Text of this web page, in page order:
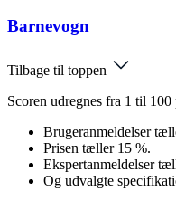
Barnevogn
Tilbage til toppen
Scoren udregnes fra 1 til
Brugeranmeldelser
Prisen tæller 15 %.
Ekspertanmeldelser
Og udvalgte